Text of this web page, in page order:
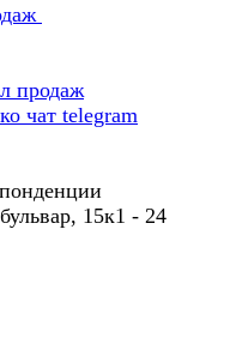
продаж
чат telegram
15к1 - 24